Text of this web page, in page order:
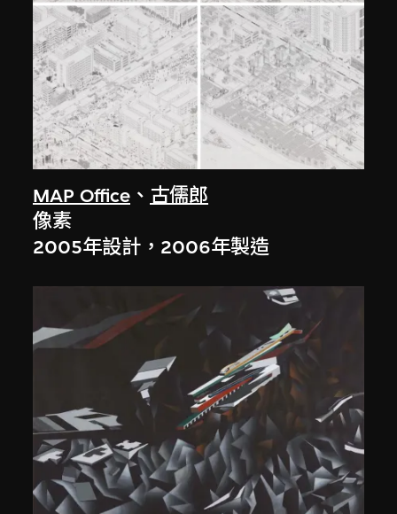
MAP Office 、 古儒郎
像素
2005年設計，2006年製造